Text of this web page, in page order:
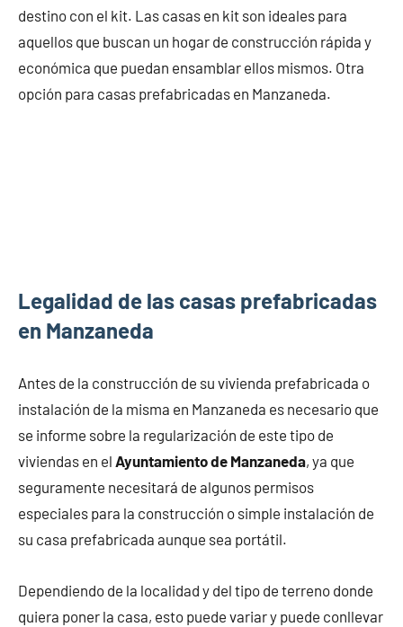
destino con el kit. Las casas en kit son ideales para
aquellos que buscan un hogar de construcción rápida y
económica que puedan ensamblar ellos mismos. Otra
opción para casas prefabricadas en Manzaneda.
Legalidad de las casas prefabricadas
en Manzaneda
Antes de la construcción de su vivienda prefabricada o
instalación de la misma en Manzaneda es necesario que
se informe sobre la regularización de este tipo de
viviendas en el Ayuntamiento de Manzaneda, ya que
seguramente necesitará de algunos permisos
especiales para la construcción o simple instalación de
su casa prefabricada aunque sea portátil.
Dependiendo de la localidad y del tipo de terreno donde
quiera poner la casa, esto puede variar y puede conllevar